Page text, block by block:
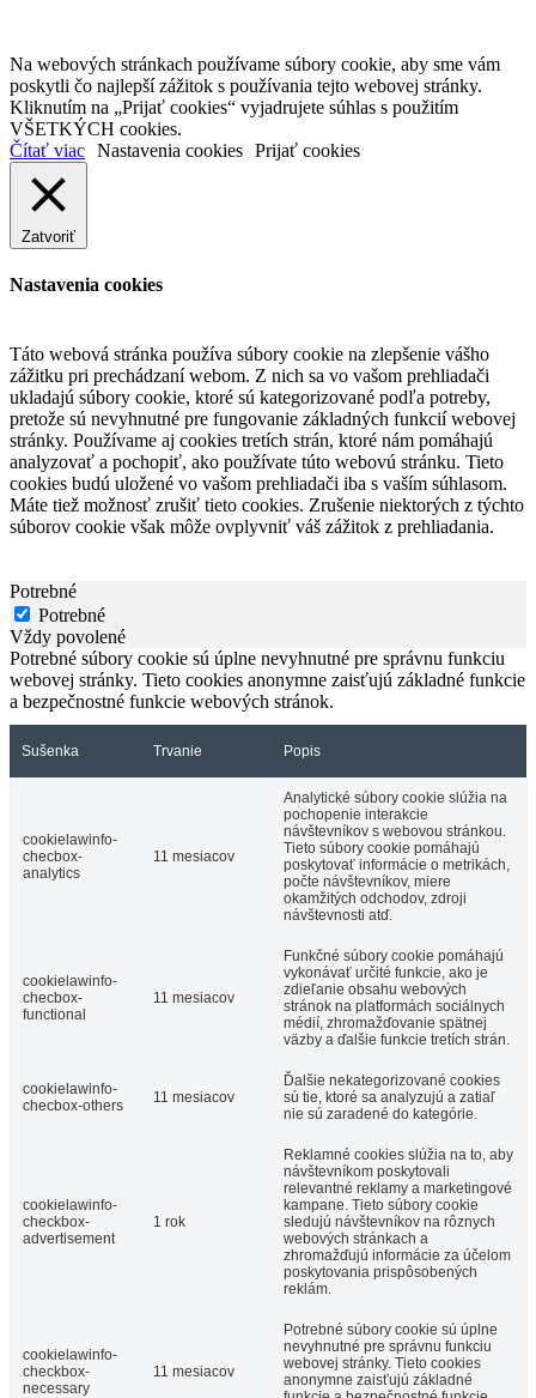
Na webových stránkach používame súbory cookie, aby sme vám
poskytli čo najlepší zážitok s používania tejto webovej stránky.
Kliknutím na „Prijať cookies“ vyjadrujete súhlas s použitím
VŠETKÝCH cookies.
Čítať viac Nastavenia cookies Prijať cookies
Zatvoriť
Nastavenia cookies
Táto webová stránka používa súbory cookie na zlepšenie vášho
zážitku pri prechádzaní webom. Z nich sa vo vašom prehliadači
ukladajú súbory cookie, ktoré sú kategorizované podľa potreby,
pretože sú nevyhnutné pre fungovanie základných funkcií webovej
stránky. Používame aj cookies tretích strán, ktoré nám pomáhajú
analyzovať a pochopiť, ako používate túto webovú stránku. Tieto
cookies budú uložené vo vašom prehliadači iba s vaším súhlasom.
Máte tiež možnosť zrušiť tieto cookies. Zrušenie niektorých z týchto
súborov cookie však môže ovplyvniť váš zážitok z prehliadania.
Potrebné
Potrebné
Vždy povolené
Potrebné súbory cookie sú úplne nevyhnutné pre správnu funkciu
webovej stránky. Tieto cookies anonymne zaisťujú základné funkcie
a bezpečnostné funkcie webových stránok.
Sušenka Trvanie Popis
cookielawinfo-
checbox-
analytics
11 mesiacov
Analytické súbory cookie slúžia na
pochopenie interakcie
návštevníkov s webovou stránkou.
Tieto súbory cookie pomáhajú
poskytovať informácie o metrikách,
počte návštevníkov, miere
okamžitých odchodov, zdroji
návštevnosti atď.
cookielawinfo-
checbox-
functional
11 mesiacov
Funkčné súbory cookie pomáhajú
vykonávať určité funkcie, ako je
zdieľanie obsahu webových
stránok na platformách sociálnych
médií, zhromažďovanie spätnej
väzby a ďalšie funkcie tretích strán.
cookielawinfo-
checbox-others
11 mesiacov
Ďalšie nekategorizované cookies
sú tie, ktoré sa analyzujú a zatiaľ
nie sú zaradené do kategórie.
cookielawinfo-
checkbox-
advertisement
1 rok
Reklamné cookies slúžia na to, aby
návštevníkom poskytovali
relevantné reklamy a marketingové
kampane. Tieto súbory cookie
sledujú návštevníkov na rôznych
webových stránkach a
zhromažďujú informácie za účelom
poskytovania prispôsobených
reklám.
cookielawinfo-
checkbox-
necessary
11 mesiacov
Potrebné súbory cookie sú úplne
nevyhnutné pre správnu funkciu
webovej stránky. Tieto cookies
anonymne zaisťujú základné